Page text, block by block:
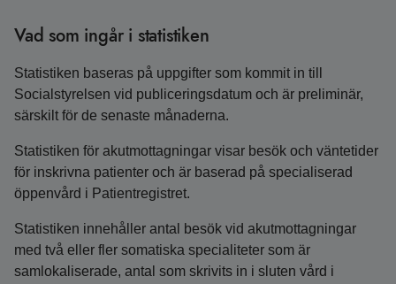
Vad som ingår i statistiken
Statistiken baseras på uppgifter som kommit in till
Socialstyrelsen vid publiceringsdatum och är preliminär,
särskilt för de senaste månaderna.
Statistiken för akutmottagningar visar besök och väntetider
för inskrivna patienter och är baserad på specialiserad
öppenvård i Patientregistret.
Statistiken innehåller antal besök vid akutmottagningar
med två eller fler somatiska specialiteter som är
samlokaliserade, antal som skrivits in i sluten vård i